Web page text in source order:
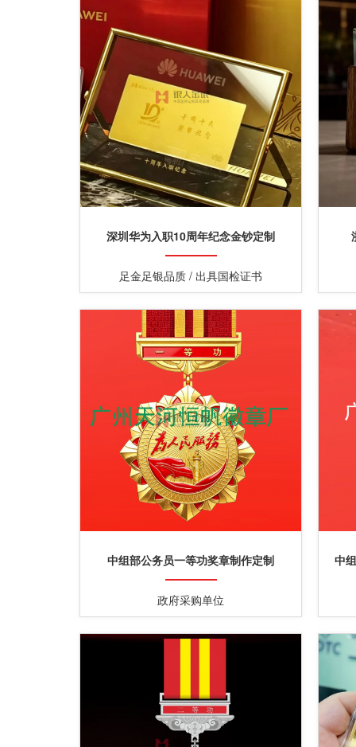
深圳华为入职10周年纪念金钞定制
足金足银品质 / 出具国检证书
中组部公务员一等功奖章制作定制
政府采购单位
中